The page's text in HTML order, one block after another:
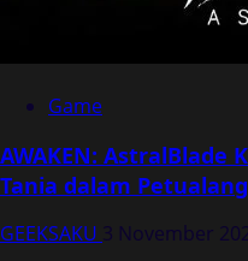
Game
AWAKEN: AstralBlade
Tania dalam
GEEKSAKU 3 November